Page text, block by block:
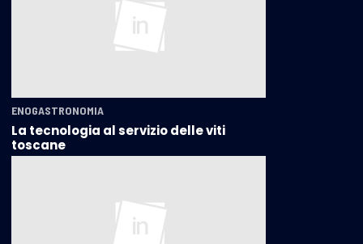
ENOGASTRONOMIA
La tecnologia al servizio delle viti
toscane